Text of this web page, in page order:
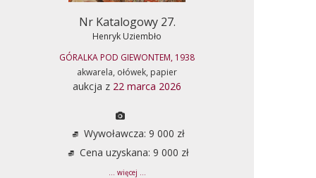
Nr Katalogowy 27.
Henryk Uziembło
GÓRALKA POD GIEWONTEM, 1938
akwarela, ołówek, papier
aukcja z 22 marca 2026
Wywoławcza: 9 000 zł
Cena uzyskana: 9 000 zł
... więcej ...